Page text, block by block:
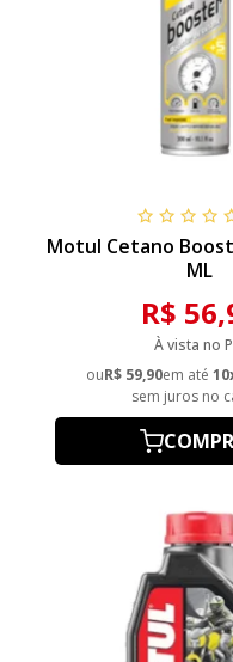
Motul Cetano
ML
R$
À vista no
ouR$ 59,90em até
sem juros no